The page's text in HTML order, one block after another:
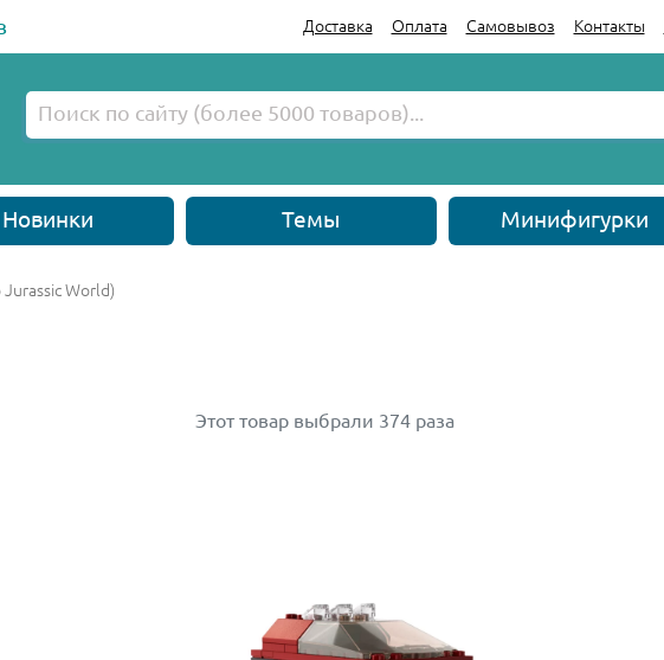
Доставка Оплата Самовывоз Контакты
Новинки Темы Минифигурки
World)
Этот товар выбрали 374 раза